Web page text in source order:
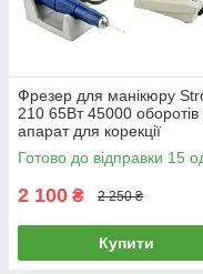
Фрезер для манікюру
210 65Вт 45000 оборотів
апарат для корекції
нарощування нігтів
Стронг 210
Готово до відправки 15
2 100 ₴ 2 250 ₴
Купити